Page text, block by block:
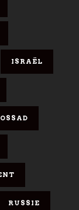
ISRAËL
RUSSIE